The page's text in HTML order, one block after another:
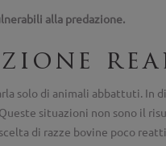
alla predazione.
solo di animali abbattuti.
situazioni non sono il
di razze bovine poco